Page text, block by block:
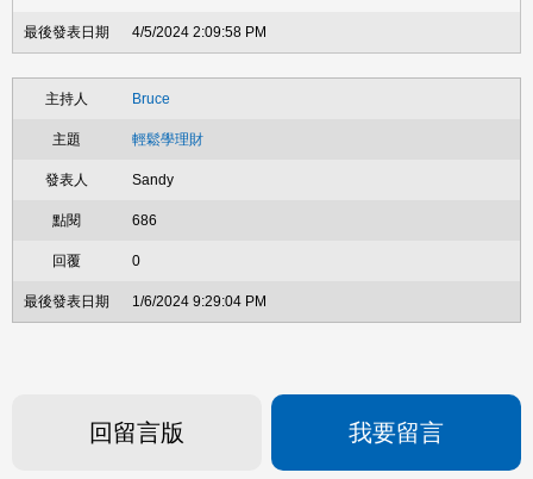
4/5/2024 2:09:58 PM
Bruce
輕鬆學理財
Sandy
686
0
1/6/2024 9:29:04 PM
回留言版 我要留言